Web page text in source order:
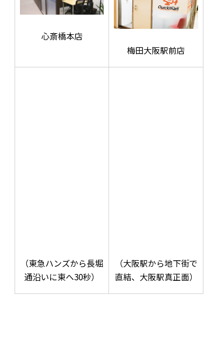
心斎橋本店
梅田大阪駅前店
（東急ハンズから長堀
通沿いに東へ30秒）
（大阪駅から地下街で
直結、大阪駅真正面）